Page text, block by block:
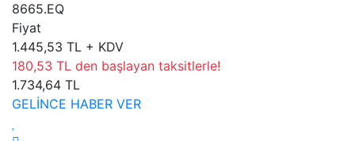
8665.EQ
Fiyat
1.445,53 TL + KDV
180,53 TL den başlayan taksitlerle!
1.734,64 TL
GELİNCE HABER VER